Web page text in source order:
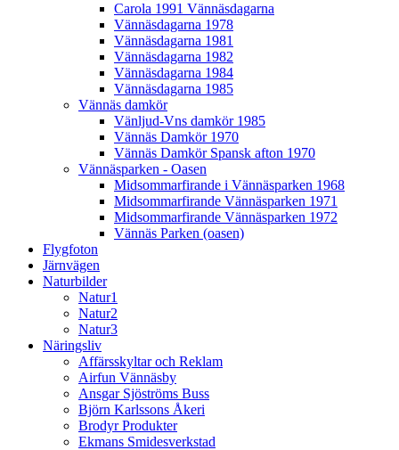
Carola 1991 Vännäsdagarna
Vännäsdagarna 1978
Vännäsdagarna 1981
Vännäsdagarna 1982
Vännäsdagarna 1984
Vännäsdagarna 1985
Vännäs damkör
Vänljud-Vns damkör 1985
Vännäs Damkör 1970
Vännäs Damkör Spansk afton 1970
Vännäsparken - Oasen
Midsommarfirande i Vännäsparken 1968
Midsommarfirande Vännäsparken 1971
Midsommarfirande Vännäsparken 1972
Vännäs Parken (oasen)
Flygfoton
Järnvägen
Naturbilder
Natur1
Natur2
Natur3
Näringsliv
Affärsskyltar och Reklam
Airfun Vännäsby
Ansgar Sjöströms Buss
Björn Karlssons Åkeri
Brodyr Produkter
Ekmans Smidesverkstad